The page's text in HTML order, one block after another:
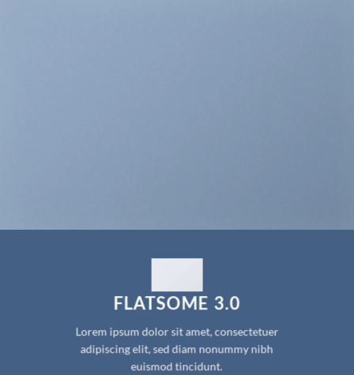
FLATSOME 3.0
Lorem ipsum dolor sit amet, consectetuer
adipiscing elit, sed diam nonummy nibh
euismod tincidunt.